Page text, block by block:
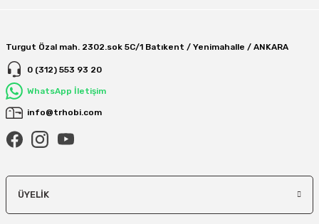
Turgut Özal mah. 2302.sok 5C/1 Batıkent / Yenimahalle / ANKARA
0 (312) 553 93 20
WhatsApp İletişim
info@trhobi.com
ÜYELIK